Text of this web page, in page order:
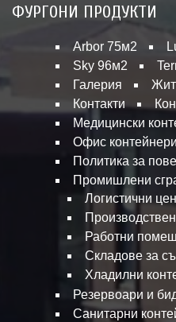
ФУРГОНИ ПРОДУКТИ
Arbor 75м2
Sky 96м2
Галерия
Контакти
Медицински
Офис контейнери
Политика за
Промишлени
Логистични
Работни
Складове за
Хладилни
Резервоари и
Санитарни